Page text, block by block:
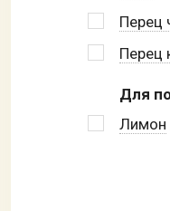
Перец
Перец
Для
Лимон